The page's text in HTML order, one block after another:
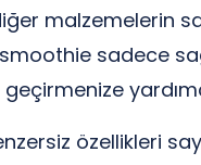
malzemelerin
sadece
özellikleri